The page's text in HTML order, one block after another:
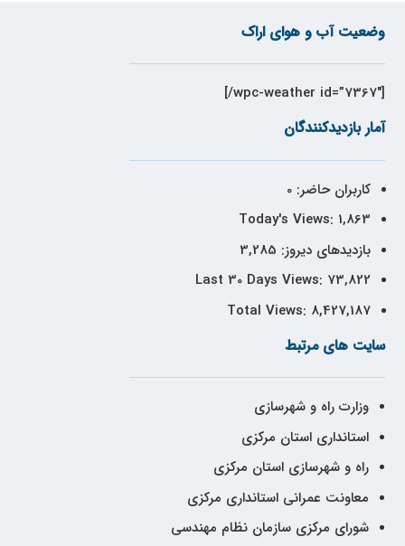
وضعیت آب و هوای اراک
[wpc-weather id=”7367″/]
آمار بازدیدکنندگان
کاربران حاضر:0
Today's Views: 1,863
بازدیدهای دیروز: 3,285
Last 30 Days Views: 73,822
Total Views: 8,427,187
سایت های مرتبط
وزارت راه و شهرسازی
استانداری استان مرکزی
راه و شهرسازی استان مرکزی
معاونت عمرانی استانداری مرکزی
شورای مرکزی سازمان نظام مهندسی